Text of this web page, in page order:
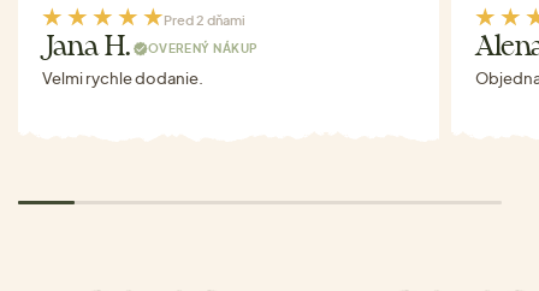
Pred 2 dňami
Jana H. OVERENÝ NÁKUP
Velmi rychle dodanie.